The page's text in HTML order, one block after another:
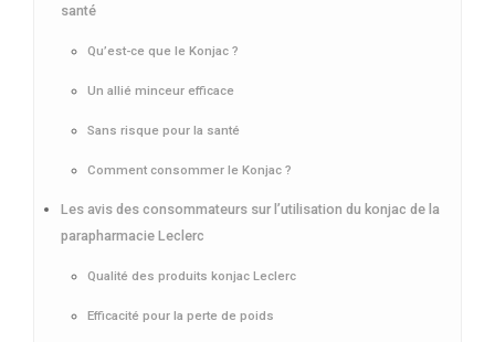
santé
Qu’est-ce que le Konjac ?
Un allié minceur efficace
Sans risque pour la santé
Comment consommer le Konjac ?
Les avis des consommateurs sur l’utilisation du konjac de la
parapharmacie Leclerc
Qualité des produits konjac Leclerc
Efficacité pour la perte de poids